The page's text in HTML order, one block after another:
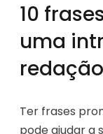
10
uma
redação
Ter frases
pode ajudar a